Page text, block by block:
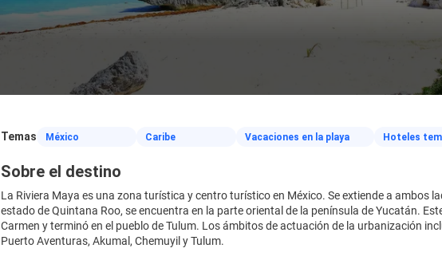
Temas México Caribe Vacaciones en la playa Hoteles
Sobre el destino
La Riviera Maya es una zona turística y centro turístico en México. Se extiende a ambos
estado de Quintana Roo, se encuentra en la parte oriental de la península de Yucatán.
Carmen y terminó en el pueblo de Tulum. Los ámbitos de actuación de la urbanización
Puerto Aventuras, Akumal, Chemuyil y Tulum.